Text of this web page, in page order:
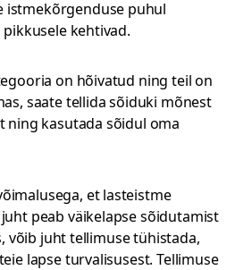
istmekõrgenduse puhul
kehtivad.
on hõivatud ning teil on
saate tellida sõiduki mõnest
ning kasutada sõidul oma
et lasteistme
peab väikelapse sõidutamist
võib juht tellimuse tühistada,
lapse turvalisusest. Tellimuse